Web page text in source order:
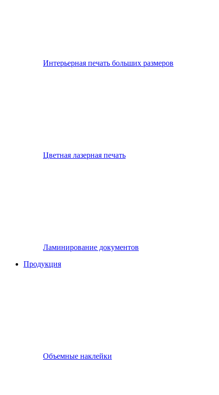
Интерьерная печать больших размеров
Цветная лазерная печать
Ламинирование документов
Продукция
Объемные наклейки